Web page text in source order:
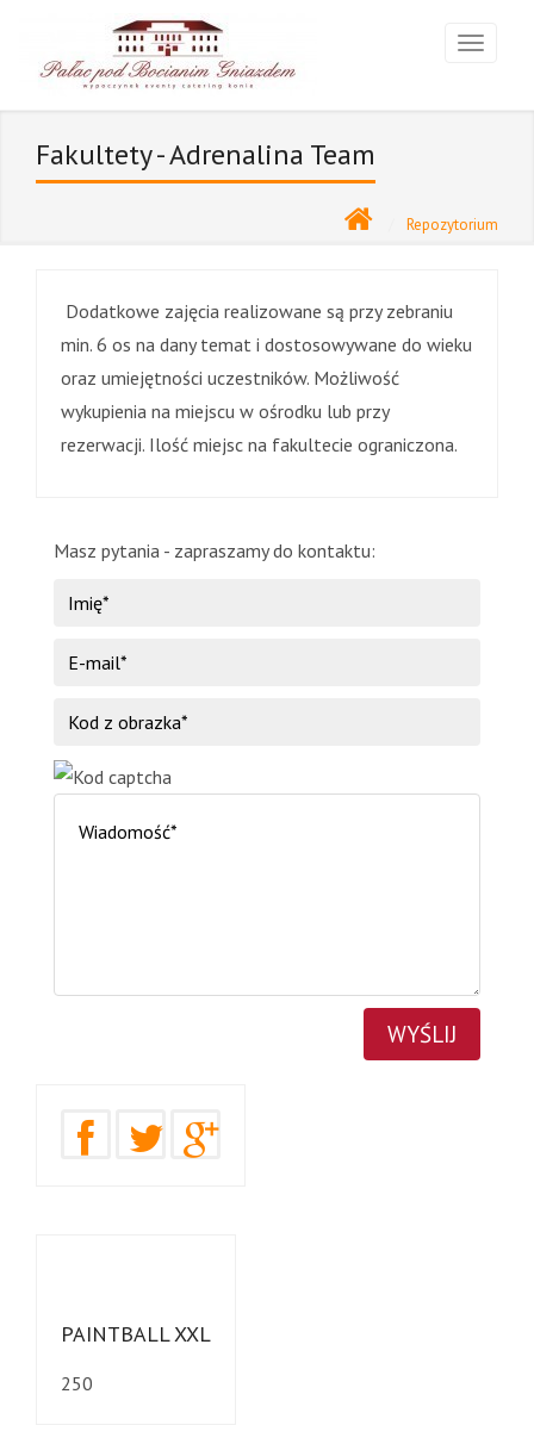
Fakultety - Adrenalina Team
Repozytorium
Dodatkowe zajęcia realizowane są przy zebraniu
min. 6 os na dany temat i dostosowywane do wieku
oraz umiejętności uczestników. Możliwość
wykupienia na miejscu w ośrodku lub przy
rezerwacji. Ilość miejsc na fakultecie ograniczona.
Masz pytania - zapraszamy do kontaktu:
WYŚLIJ
PAINTBALL XXL
250